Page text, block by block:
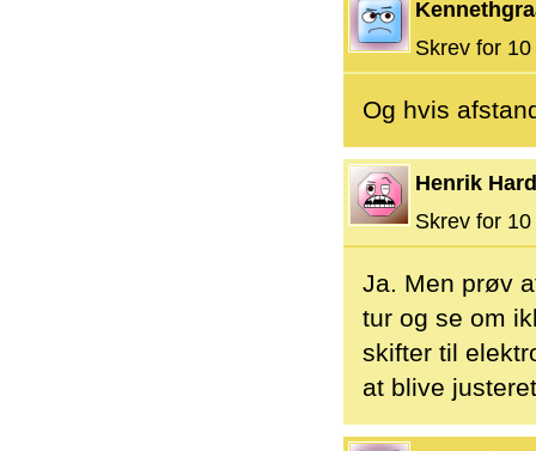
Skrev for
Og hvis
Henrik
Skrev for
Ja. Men prøv
tur og se om
skifter til
at blive